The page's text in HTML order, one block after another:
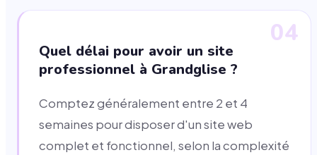
04
Quel délai pour avoir un site
professionnel à Grandglise ?
Comptez généralement entre 2 et 4
semaines pour disposer d'un site web
complet et fonctionnel, selon la complexité